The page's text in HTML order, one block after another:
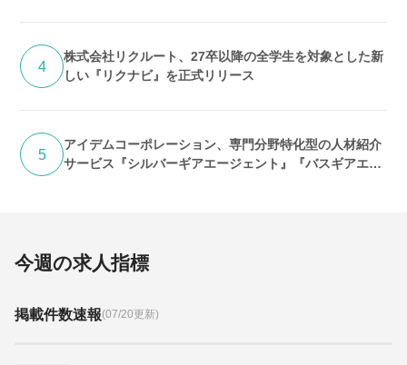
4
株式会社リクルート、27卒以降の全学生を対象とした新
しい『リクナビ』を正式リリース
5
アイデムコーポレーション、専門分野特化型の人材紹介
サービス『シルバーギアエージェント』『バスギアエー
今週の求人指標
掲載件数速報(07/20更新)